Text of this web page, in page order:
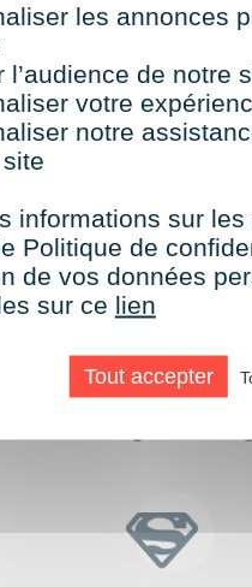
Faire le choix
100% des formations
les annonces
l’audience de notre
votre
notre
informations sur
Politique de
de vos données
sur ce lien
Tout accepter